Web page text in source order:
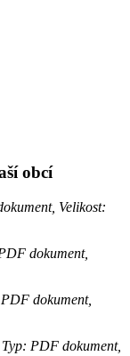
obcí
Velikost:
dokument,
dokument,
PDF dokument,